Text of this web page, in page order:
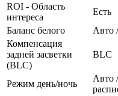
ROI - Область
интереса
Есть
Баланс белого
Авто
Компенсация
задней засветки
(BLC)
BLC
Режим день/ночь
Авто